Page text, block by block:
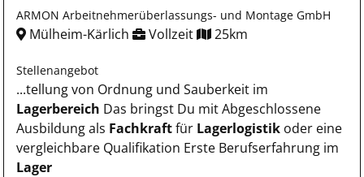
ARMON Arbeitnehmerüberlassungs- und Montage GmbH
Mülheim-Kärlich Vollzeit 25km
Stellenangebot
...tellung von Ordnung und Sauberkeit im
Lagerbereich Das bringst Du mit Abgeschlossene
Ausbildung als Fachkraftfür Lagerlogistik oder eine
vergleichbare Qualifikation Erste Berufserfahrung im
Lager